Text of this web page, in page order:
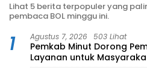
Lihat 5 berita terpopuler yang
pembaca BOL minggu ini.
1 Agustus 7, 2026 503 Lihat
Pemkab Minut Dorong
Layanan untuk